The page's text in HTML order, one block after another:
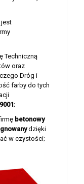
Techniczną
oraz
Dróg i
farby do tych
;
betonowy
dzięki
w czystości;